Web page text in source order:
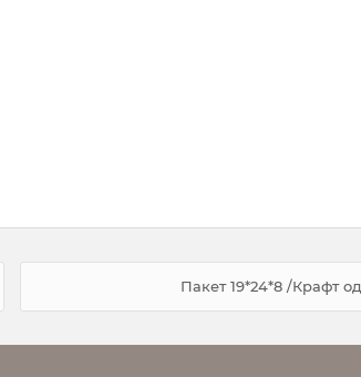
Пакет 19*24*8 /Крафт